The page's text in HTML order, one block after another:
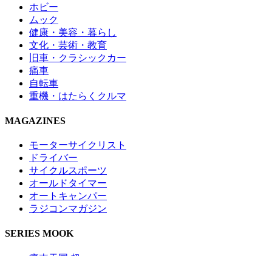
ホビー
ムック
健康・美容・暮らし
文化・芸術・教育
旧車・クラシックカー
痛車
自転車
重機・はたらくクルマ
MAGAZINES
モーターサイクリスト
ドライバー
サイクルスポーツ
オールドタイマー
オートキャンパー
ラジコンマガジン
SERIES MOOK